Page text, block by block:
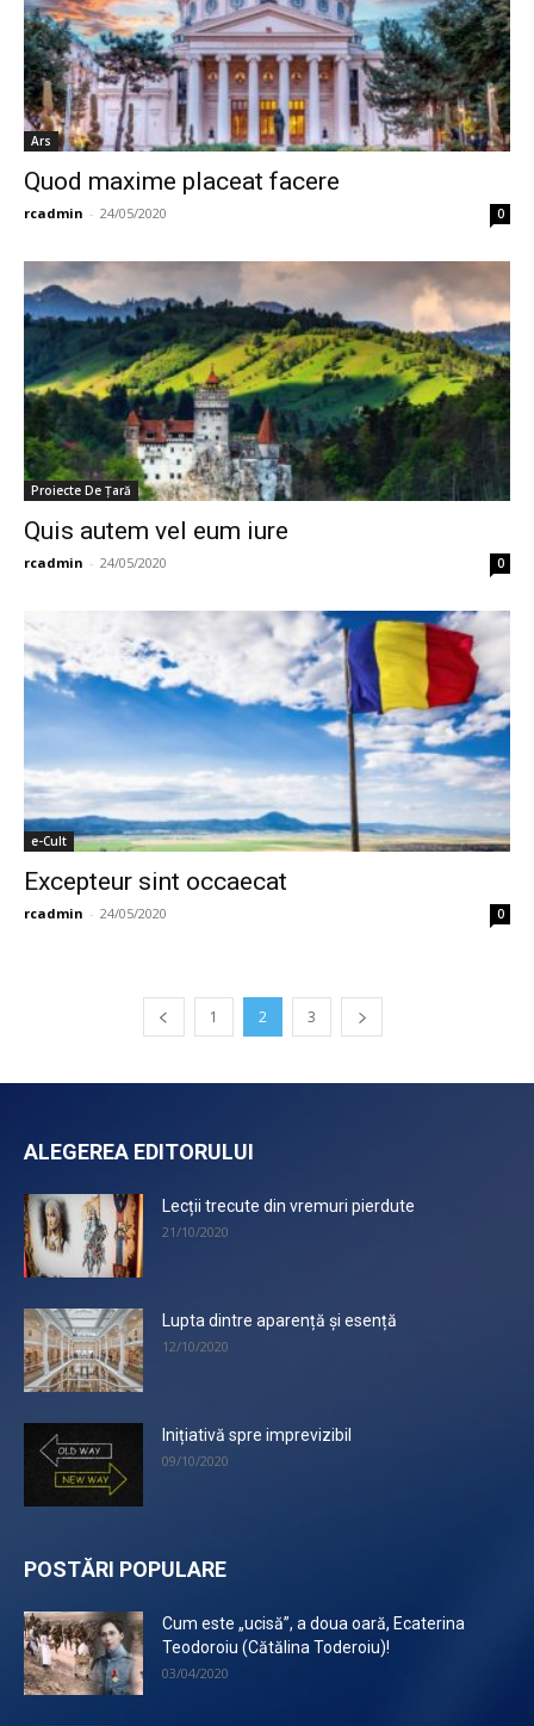
Ars
Quod maxime placeat facere
rcadmin - 24/05/2020 0
Proiecte De Țară
Quis autem vel eum iure
rcadmin - 24/05/2020 0
e-Cult
Excepteur sint occaecat
rcadmin - 24/05/2020 0
1 2 3
ALEGEREA EDITORULUI
Lecții trecute din vremuri pierdute
21/10/2020
Lupta dintre aparență și esență
12/10/2020
Inițiativă spre imprevizibil
09/10/2020
POSTĂRI POPULARE
Cum este „ucisă”, a doua oară, Ecaterina
Teodoroiu (Cătălina Toderoiu)!
03/04/2020